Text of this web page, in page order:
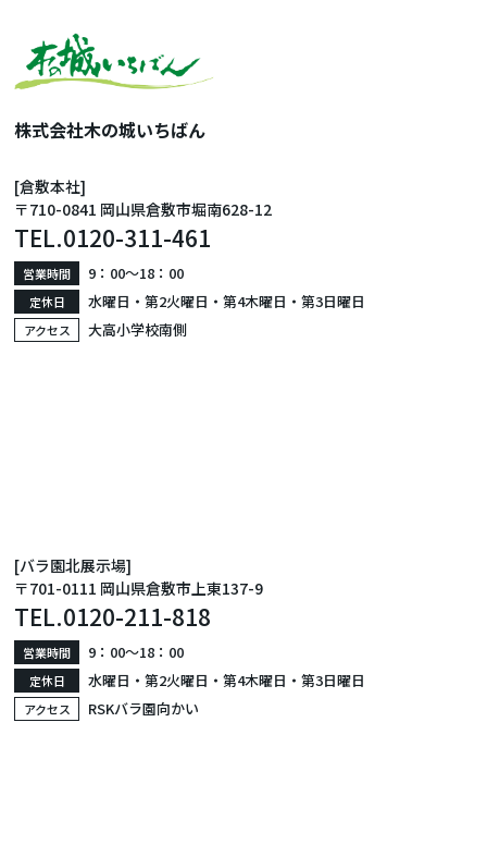
株式会社木の城いちばん
[倉敷本社]
〒710-0841 岡山県倉敷市堀南628-12
TEL.0120-311-461
営業時間 9：00〜18：00
定休日 水曜日・第2火曜日・第4木曜日・第3日曜日
アクセス 大高小学校南側
[バラ園北展示場]
〒701-0111 岡山県倉敷市上東137-9
TEL.0120-211-818
営業時間 9：00〜18：00
定休日 水曜日・第2火曜日・第4木曜日・第3日曜日
アクセス RSKバラ園向かい